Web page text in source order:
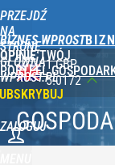
PRZEJDŹ
NA
STRONĘ
GŁÓWNĄ
WPROST.PL
BIZNES WPROST
OPINIE TWÓJ
PORTFEL
ZALOGUJ
1 CAD
2.6618